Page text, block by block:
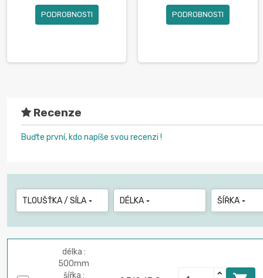
PODROBNOSTI PODROBNOSTI
Recenze
Buďte první, kdo napíše svou recenzi !
TLOUŠŤKA / SÍLA  DÉLKA  ŠÍŘKA 
délka :
500mm
šířka :